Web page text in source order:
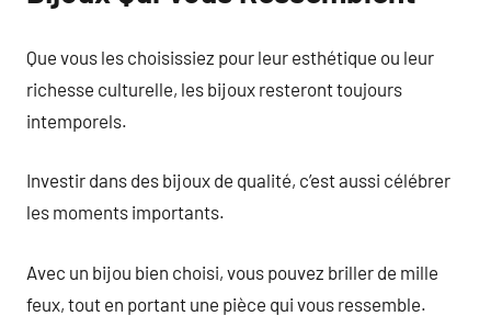
Que vous les choisissiez pour leur esthétique ou leur
richesse culturelle, les bijoux resteront toujours
intemporels.
Investir dans des bijoux de qualité, c’est aussi célébrer
les moments importants.
Avec un bijou bien choisi, vous pouvez briller de mille
feux, tout en portant une pièce qui vous ressemble.